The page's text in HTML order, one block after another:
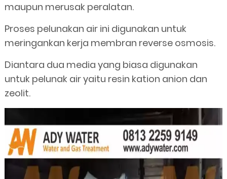
maupun merusak peralatan.
Proses pelunakan air ini digunakan untuk
meringankan kerja membran reverse osmosis.
Diantara dua media yang biasa digunakan
untuk pelunak air yaitu resin kation anion dan
zeolit.